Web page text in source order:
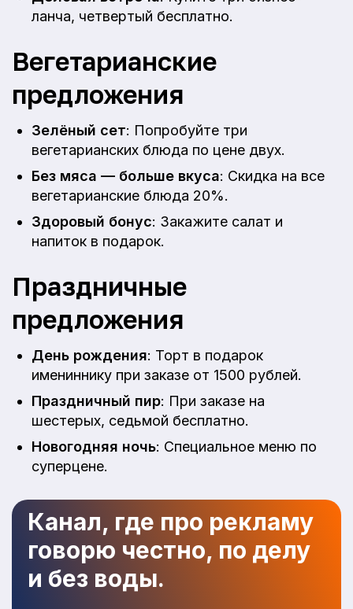
ланча, четвертый бесплатно.
Вегетарианские
предложения
Зелёный сет: Попробуйте три
вегетарианских блюда по цене двух.
Без мяса — больше вкуса: Скидка на все
вегетарианские блюда 20%.
Здоровый бонус: Закажите салат и
напиток в подарок.
Праздничные
предложения
День рождения: Торт в подарок
имениннику при заказе от 1500 рублей.
Праздничный пир: При заказе на
шестерых, седьмой бесплатно.
Новогодняя ночь: Специальное меню по
суперцене.
Канал, где про рекламу
говорю честно, по делу
и без воды.